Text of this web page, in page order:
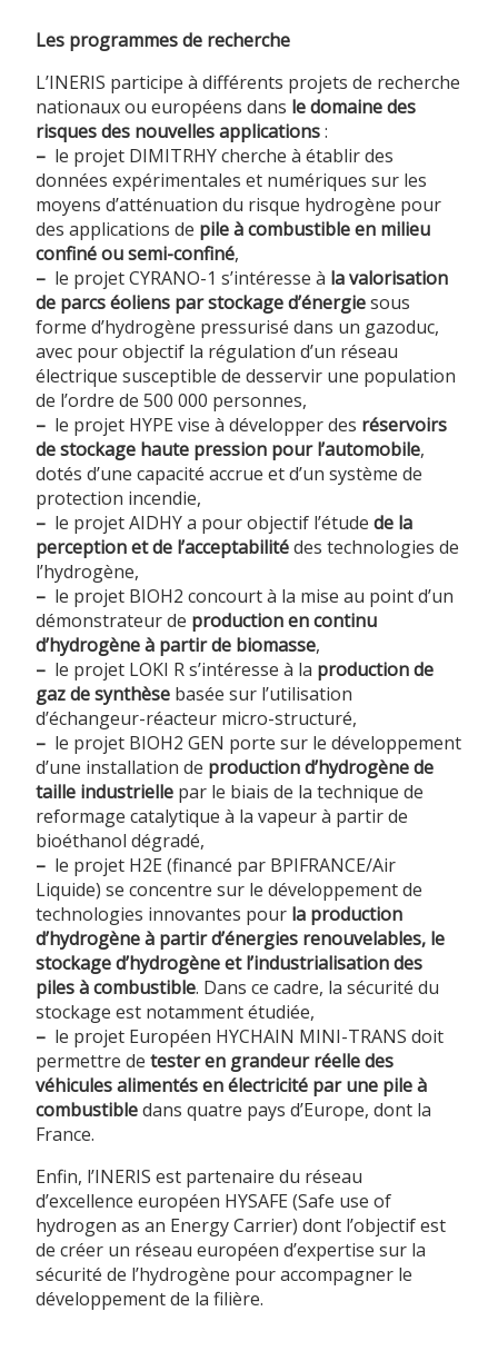
Les programmes de recherche
L’INERIS participe à différents projets de recherche
nationaux ou européens dans le domaine des
risques des nouvelles applications:
– le projet DIMITRHY cherche à établir des
données expérimentales et numériques sur les
moyens d’atténuation du risque hydrogène pour
des applications de pile à combustible en milieu
confiné ou semi-confiné,
– le projet CYRANO-1 s’intéresse à la valorisation
de parcs éoliens par stockage d’énergiesous
forme d’hydrogène pressurisé dans un gazoduc,
avec pour objectif la régulation d’un réseau
électrique susceptible de desservir une population
de l’ordre de 500 000 personnes,
– le projet HYPE vise à développer des réservoirs
de stockage haute pression pour l’automobile,
dotés d’une capacité accrue et d’un système de
protection incendie,
– le projet AIDHY a pour objectif l’étude de la
perception et de l’acceptabilitédes technologies de
l’hydrogène,
– le projet BIOH2 concourt à la mise au point d’un
démonstrateur de production en continu
d’hydrogène à partir de biomasse,
– le projet LOKI R s’intéresse à la production de
gaz de synthèse basée sur l’utilisation
d’échangeur-réacteur micro-structuré,
– le projet BIOH2 GEN porte sur le développement
d’une installation de production d’hydrogène de
taille industrielle par le biais de la technique de
reformage catalytique à la vapeur à partir de
bioéthanol dégradé,
– le projet H2E (financé par BPIFRANCE/Air
Liquide) se concentre sur le développement de
technologies innovantes pour la production
d’hydrogène à partir d’énergies renouvelables, le
stockage d’hydrogène et l’industrialisation des
piles à combustible. Dans ce cadre, la sécurité du
stockage est notamment étudiée,
– le projet Européen HYCHAIN MINI-TRANS doit
permettre de tester en grandeur réelle des
véhicules alimentés en électricité par une pile à
combustibledans quatre pays d’Europe, dont la
France.
Enfin, l’INERIS est partenaire du réseau
d’excellence européen HYSAFE (Safe use of
hydrogen as an Energy Carrier) dont l’objectif est
de créer un réseau européen d’expertise sur la
sécurité de l’hydrogène pour accompagner le
développement de la filière.